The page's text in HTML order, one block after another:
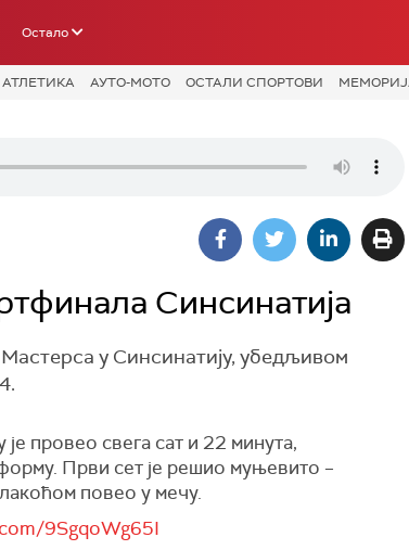
Остало
АТЛЕТИКА АУТО-МОТО ОСТАЛИ СПОРТОВИ
Синсинатија
у Синсинатију, убедљивом
провео свега сат и 22 минута,
Први сет је решио муњевито –
повео у мечу.
9SgqoWg65I